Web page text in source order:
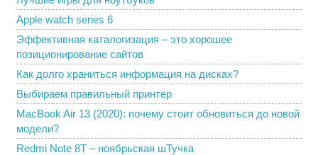
Apple watch series 6
Эффективная каталогизация – это хорошее
позиционирование сайтов
Как долго храниться информация на дисках?
Выбираем правильный принтер
MacBook Air 13 (2020): почему стоит обновиться до новой
модели?
Redmi Note 8T – ноябрьская шТучка